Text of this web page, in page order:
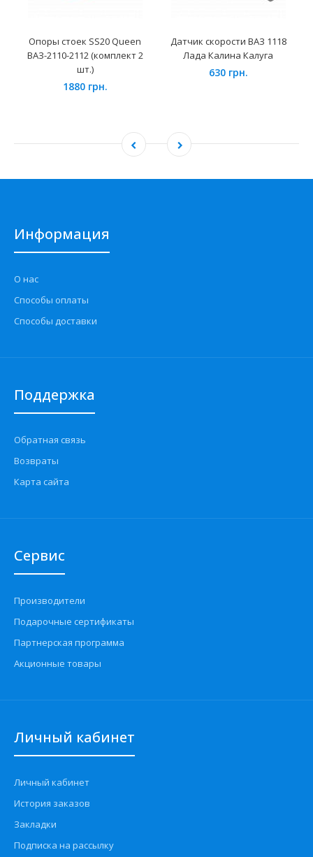
Опоры стоек SS20 Queen
ВАЗ-2110-2112 (комплект 2
шт.)
1880 грн.
Датчик скорости ВАЗ 1118
Лада Калина Калуга
630 грн.
Информация
О нас
Способы оплаты
Способы доставки
Поддержка
Обратная связь
Возвраты
Карта сайта
Сервис
Производители
Подарочные сертификаты
Партнерская программа
Акционные товары
Личный кабинет
Личный кабинет
История заказов
Закладки
Подписка на рассылку